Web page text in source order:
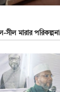
সীল মারার